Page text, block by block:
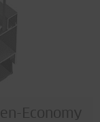
Economy